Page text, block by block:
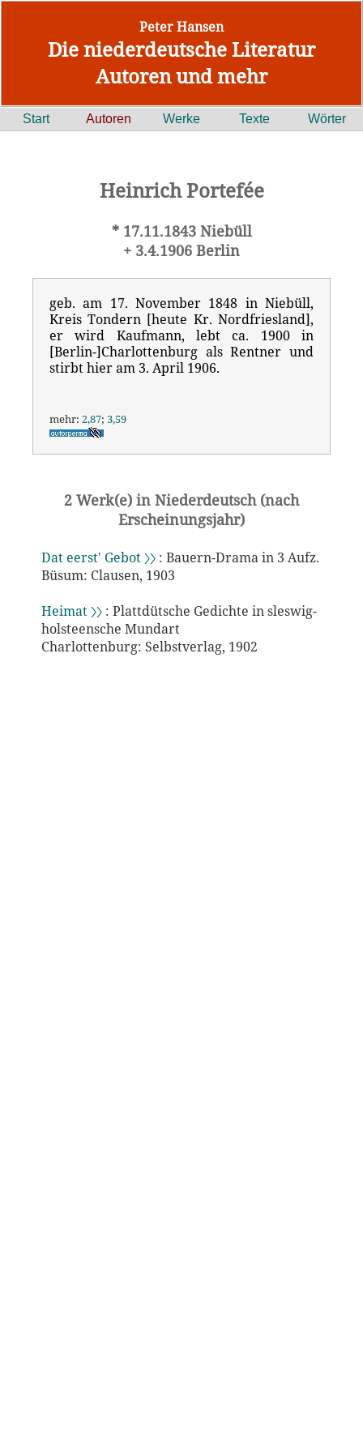
Peter Hansen
Die niederdeutsche Literatur
Autoren und mehr
Start Autoren Werke Texte Wörter
Heinrich Portefée
* 17.11.1843 Niebüll
+ 3.4.1906 Berlin
geb. am 17. November 1848 in Niebüll,
Kreis Tondern [heute Kr. Nordfriesland],
er wird Kaufmann, lebt ca. 1900 in
[Berlin-]Charlottenburg als Rentner und
stirbt hier am 3. April 1906.
mehr: 2,87; 3,59
2 Werk(e) in Niederdeutsch (nach
Erscheinungsjahr)
Dat eerst' Gebot 〉〉: Bauern-Drama in 3 Aufz.
Büsum: Clausen, 1903
Heimat 〉〉: Plattdütsche Gedichte in sleswig-
holsteensche Mundart
Charlottenburg: Selbstverlag, 1902